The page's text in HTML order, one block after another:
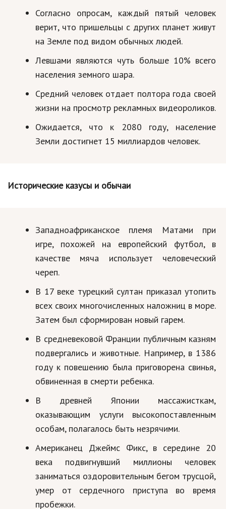
Хобби и развлечения
Финансы
Природа
Образование
Наука и технологии
Согласно опросам, каждый пятый человек
верит, что пришельцы с других планет живут
на Земле под видом обычных людей.
Левшами являются чуть больше 10% всего
населения земного шара.
Средний человек отдает полтора года своей
жизни на просмотр рекламных видеороликов.
Ожидается, что к 2080 году, население
Земли достигнет 15 миллиардов человек.
Исторические казусы и обычаи
Западноафриканское племя Матами при
игре, похожей на европейский футбол, в
качестве мяча использует человеческий
череп.
В 17 веке турецкий султан приказал утопить
всех своих многочисленных наложниц в море.
Затем был сформирован новый гарем.
В средневековой Франции публичным казням
подвергались и животные. Например, в 1386
году к повешению была приговорена свинья,
обвиненная в смерти ребенка.
В древней Японии массажисткам,
оказывающим услуги высокопоставленным
особам, полагалось быть незрячими.
Американец Джеймс Фикс, в середине 20
века подвигнувший миллионы человек
заниматься оздоровительным бегом трусцой,
умер от сердечного приступа во время
пробежки.